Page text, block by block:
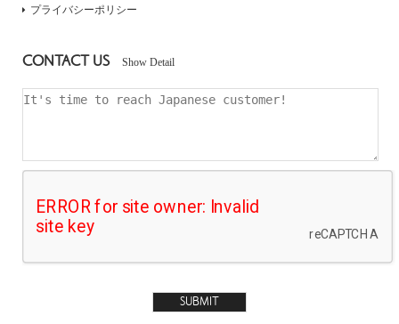
プライバシーポリシー
CONTACT US Show Detail